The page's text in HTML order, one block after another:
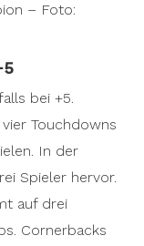
– Foto:
bei +5.
Touchdowns
In der
Spieler hervor.
auf drei
Cornerbacks